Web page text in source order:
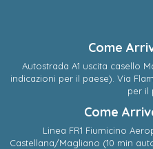
Come
Autostrada A1 uscita casello
indicazioni per il paese). Via
per il
Come
Linea FR1 Fiumicino
Castellana/Magliano (10 min